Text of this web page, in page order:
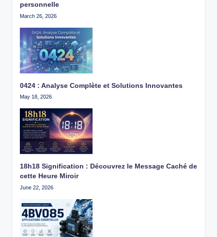
personnelle
March 26, 2026
0424 : Analyse Complète et Solutions Innovantes
May 18, 2026
18h18 Signification : Découvrez le Message Caché de
cette Heure Miroir
June 22, 2026